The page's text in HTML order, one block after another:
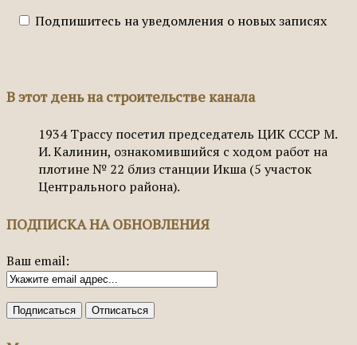
Подпишитесь на уведомления о новых записях
В этот день на строительстве канала
1934 Трассу посетил председатель ЦИК СССР М.
И. Калинин, ознакомившийся с ходом работ на
плотине № 22 близ станции Икша (5 участок
Центрального района).
ПОДПИСКА НА ОБНОВЛЕНИЯ
Ваш email: